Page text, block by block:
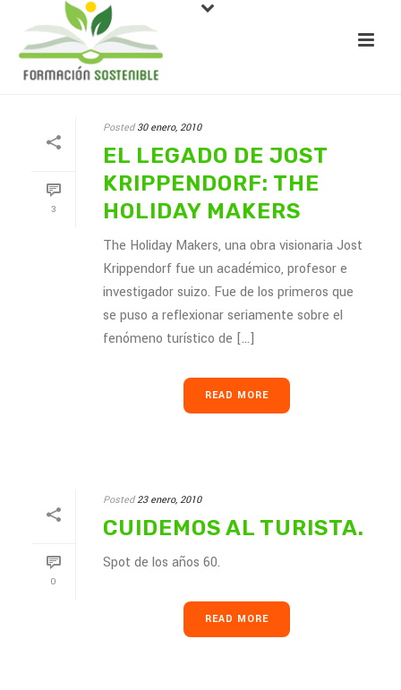
3
Posted 30 enero, 2010
EL LEGADO DE JOST
KRIPPENDORF: THE
HOLIDAY MAKERS
The Holiday Makers, una obra visionaria Jost
Krippendorf fue un académico, profesor e
investigador suizo. Fue de los primeros que
se puso a reflexionar seriamente sobre el
fenómeno turístico de [...]
READ MORE
0
Posted 23 enero, 2010
CUIDEMOS AL TURISTA.
Spot de los años 60.
READ MORE